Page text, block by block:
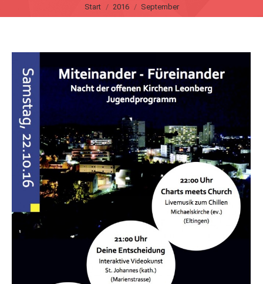
window
Sie befinden sich hier:
Start 2016 September